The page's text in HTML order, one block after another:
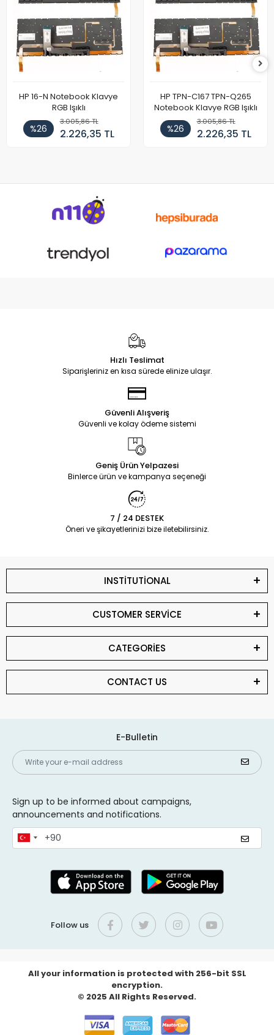
HP 16-N Notebook Klavye
RGB Işıklı
%26
3.005,86 TL
2.226,35 TL
HP TPN-C167 TPN-Q265
Notebook Klavye RGB Işıklı
%26
3.005,86 TL
2.226,35 TL
Hızlı Teslimat
Siparişleriniz en kısa sürede elinize ulaşır.
Güvenli Alışveriş
Güvenli ve kolay ödeme sistemi
Geniş Ürün Yelpazesi
Binlerce ürün ve kampanya seçeneği
7 / 24 DESTEK
Öneri ve şikayetlerinizi bize iletebilirsiniz.
INSTİTUTİONAL
CUSTOMER SERVİCE
CATEGORİES
CONTACT US
E-Bulletin
Sign up to be informed about campaigns,
announcements and notifications.
Follow us
All your information is protected with 256-bit SSL
encryption.
© 2025 All Rights Reserved.